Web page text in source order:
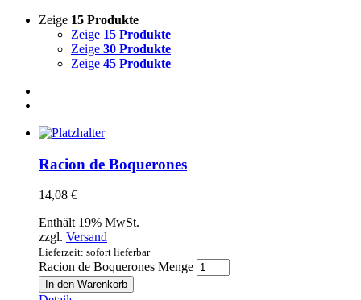
Zeige 15 Produkte
Zeige 15 Produkte
Zeige 30 Produkte
Zeige 45 Produkte
Racion de Boquerones
14,08 €
Enthält 19% MwSt.
zzgl. Versand
Lieferzeit: sofort lieferbar
Racion de Boquerones Menge
In den Warenkorb